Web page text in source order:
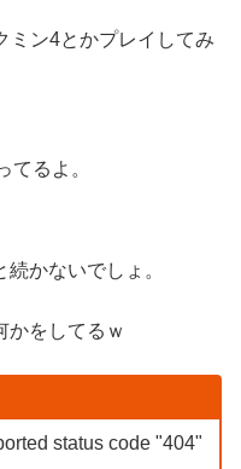
ミン4とかプレイしてみ
てるよ。
かないでしょ。
かをしてるｗ
status code "404"